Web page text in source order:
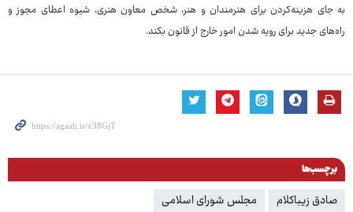
به جای هزینه‌کردن برای هنرمندان و هنر، شخص معاون هنری، شیوه اعطای مجوز و
راه‌های جدید برای رویه شدن امور خارج از قانون بکند.
برچسب‌ها
صادق زیباکلام
مجلس شورای اسلامی